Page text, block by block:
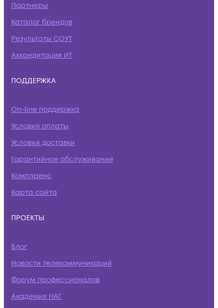
Партнеры
Каталог брендов
Результаты СОУТ
Аккредитация ИТ
ПОДДЕРЖКА
On-line поддержка
Условия оплаты
Условия доставки
Гарантийное обслуживание
Комплаенс
Карта сайта
ПРОЕКТЫ
Блог
Новости телекоммуникаций
Форум профессионалов
Академия НАГ